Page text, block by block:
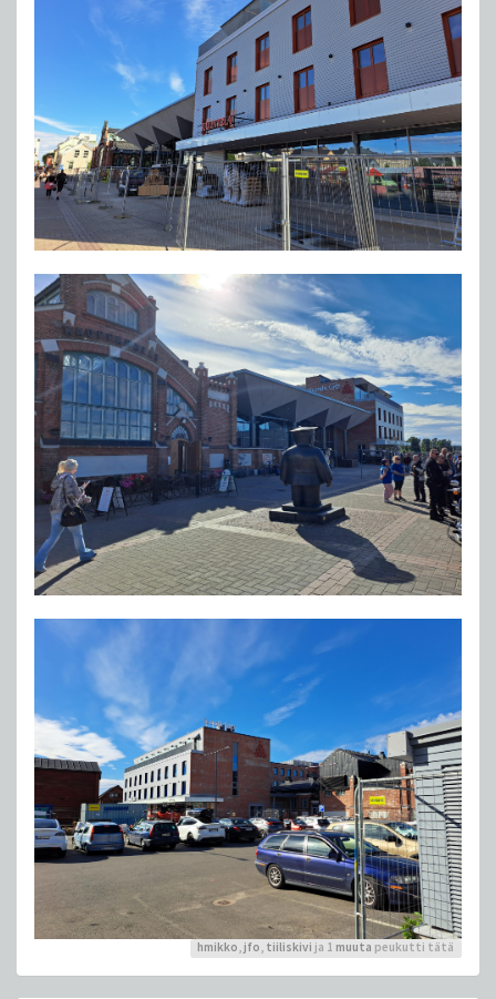
hmikko, jfo, tiiliskivi ja 1 muuta peukutti tätä